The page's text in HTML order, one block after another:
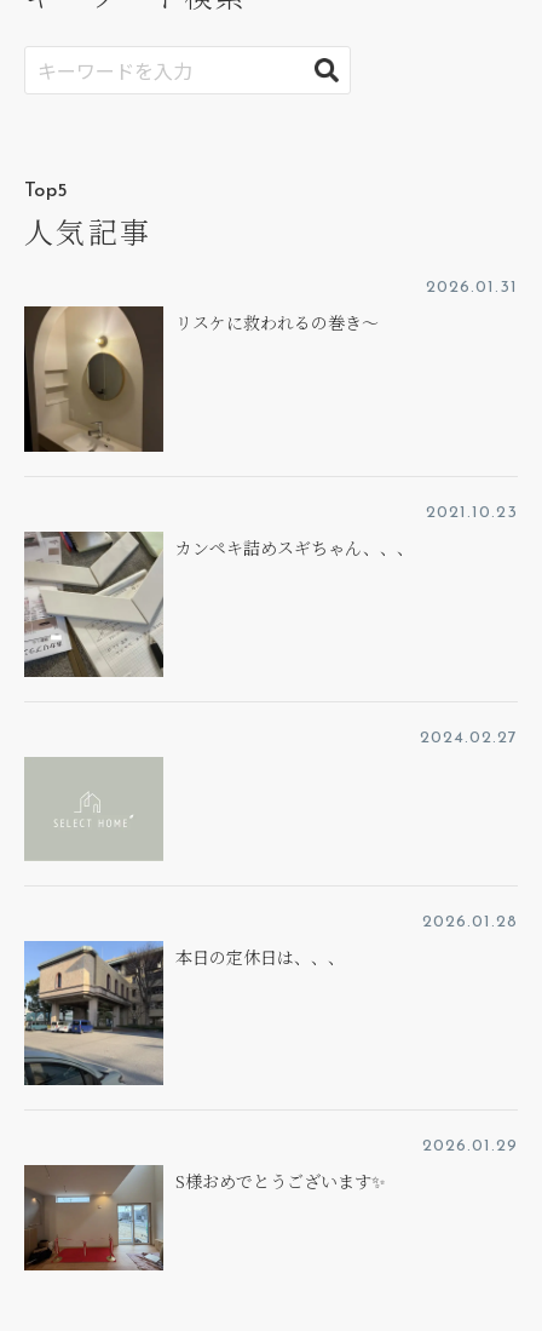
Top5
人気記事
2026.01.31
リスケに救われるの巻き～
2021.10.23
カンペキ詰めスギちゃん、、、
2024.02.27
2026.01.28
本日の定休日は、、、
2026.01.29
S様おめでとうございます✨